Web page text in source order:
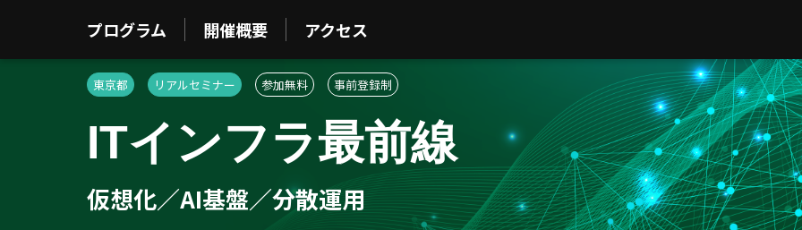
プログラム 開催概要 アクセス
東京都 リアルセミナー 参加無料 事前登録制
ITインフラ最前線
仮想化／AI基盤／分散運用